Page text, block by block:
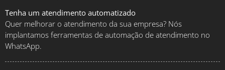
Tenha um atendimento automatizado
Quer melhorar o atendimento da sua empresa? Nós
implantamos ferramentas de automação de atendimento no
WhatsApp.